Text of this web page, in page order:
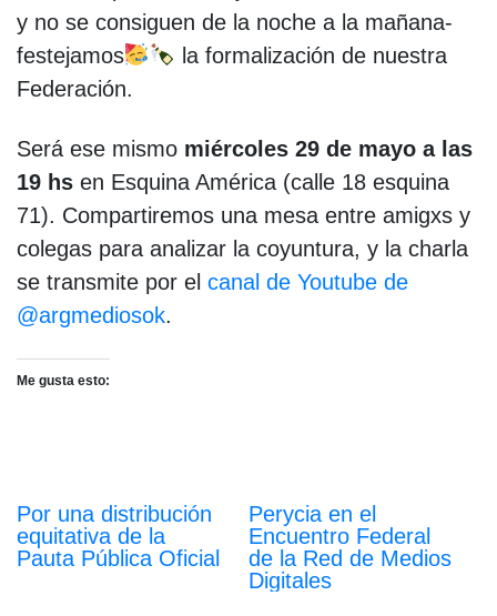
y no se consiguen de la noche a la mañana-
festejamos
la formalización de nuestra
Federación.
Será ese mismo miércoles 29 de mayo a las
19 hs en Esquina América (calle 18 esquina
71). Compartiremos una mesa entre amigxs y
colegas para analizar la coyuntura, y la charla
se transmite por el canal de Youtube de
@argmediosok.
Me gusta esto:
Por una distribución
equitativa de la
Pauta Pública Oficial
Perycia en el
Encuentro Federal
de la Red de Medios
Digitales